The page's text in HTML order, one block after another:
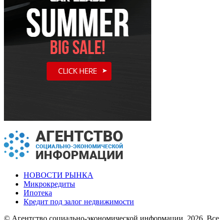
НОВОСТИ РЫНКА
Микрокредиты
Ипотека
Кредит под залог недвижимости
© Агентство социально-экономической информации, 2026.